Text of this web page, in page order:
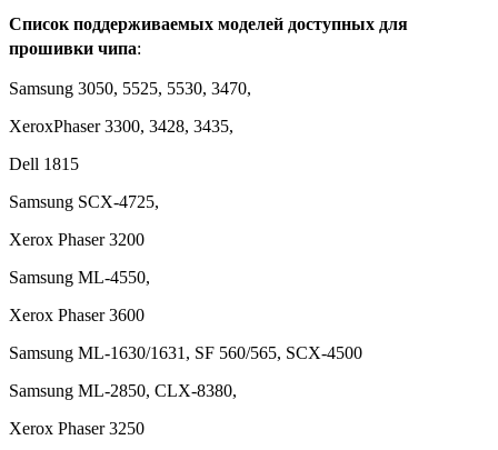
Список поддерживаемых моделей доступных для
прошивки чипа:
Samsung 3050, 5525, 5530, 3470,
XeroxPhaser 3300, 3428, 3435,
Dell 1815
Samsung SCX-4725,
Xerox Phaser 3200
Samsung ML-4550,
Xerox Phaser 3600
Samsung ML-1630/1631, SF 560/565, SCX-4500
Samsung ML-2850, CLX-8380,
Xerox Phaser 3250